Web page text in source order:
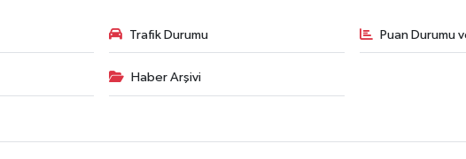
Trafik Durumu Puan Durumu
Haber Arşivi